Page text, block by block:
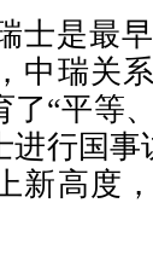
士是最
中瑞关
了“平等
进行国
新高度